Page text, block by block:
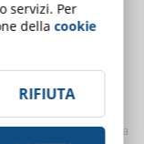
in
2030. Analizza
servizi. Per
dellacookie
RIFIUTA